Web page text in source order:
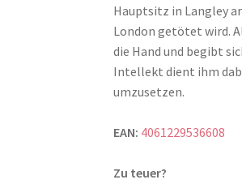
Hauptsitz in Langley
London getötet wird.
die Hand und begibt
Intellekt dient ihm
umzusetzen.
EAN: 4061229536608
Zu teuer?